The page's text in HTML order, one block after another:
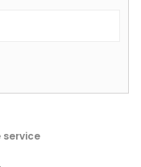
service